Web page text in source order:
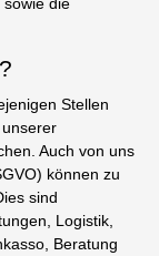
Stellen
Auch von uns
können zu
sind
Logistik,
Beratung